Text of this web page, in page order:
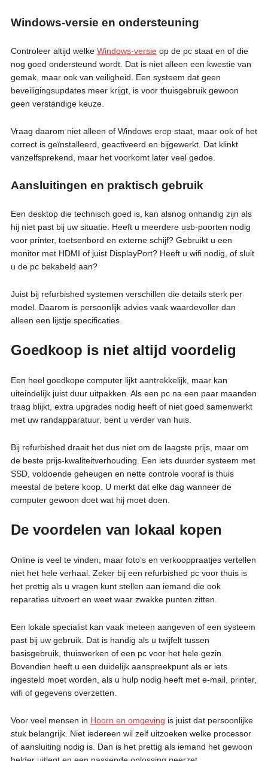
Windows-versie en ondersteuning
Controleer altijd welke Windows-versieop de pc staat en of die
nog goed ondersteund wordt. Dat is niet alleen een kwestie van
gemak, maar ook van veiligheid. Een systeem dat geen
beveiligingsupdates meer krijgt, is voor thuisgebruik gewoon
geen verstandige keuze.
Vraag daarom niet alleen of Windows erop staat, maar ook of het
correct is geïnstalleerd, geactiveerd en bijgewerkt. Dat klinkt
vanzelfsprekend, maar het voorkomt later veel gedoe.
Aansluitingen en praktisch gebruik
Een desktop die technisch goed is, kan alsnog onhandig zijn als
hij niet past bij uw situatie. Heeft u meerdere usb-poorten nodig
voor printer, toetsenbord en externe schijf? Gebruikt u een
monitor met HDMI of juist DisplayPort? Heeft u wifi nodig, of sluit
u de pc bekabeld aan?
Juist bij refurbished systemen verschillen die details sterk per
model. Daarom is persoonlijk advies vaak waardevoller dan
alleen een lijstje specificaties.
Goedkoop is niet altijd voordelig
Een heel goedkope computer lijkt aantrekkelijk, maar kan
uiteindelijk juist duur uitpakken. Als een pc na een paar maanden
traag blijkt, extra upgrades nodig heeft of niet goed samenwerkt
met uw randapparatuur, bent u verder van huis.
Bij refurbished draait het dus niet om de laagste prijs, maar om
de beste prijs-kwaliteitverhouding. Een iets duurder systeem met
SSD, voldoende geheugen en nette controle vooraf is thuis
meestal de betere koop. U merkt dat elke dag wanneer de
computer gewoon doet wat hij moet doen.
De voordelen van lokaal kopen
Online is veel te vinden, maar foto’s en verkooppraatjes vertellen
niet het hele verhaal. Zeker bij een refurbished pc voor thuis is
het prettig als u vragen kunt stellen aan iemand die ook
reparaties uitvoert en weet waar zwakke punten zitten.
Een lokale specialist kan vaak meteen aangeven of een systeem
past bij uw gebruik. Dat is handig als u twijfelt tussen
basisgebruik, thuiswerken of een pc voor het hele gezin.
Bovendien heeft u een duidelijk aanspreekpunt als er iets
ingesteld moet worden, als u hulp nodig heeft met e-mail, printer,
wifi of gegevens overzetten.
Voor veel mensen in Hoorn en omgeving is juist dat persoonlijke
stuk belangrijk. Niet iedereen wil zelf uitzoeken welke processor
of aansluiting nodig is. Dan is het prettig als iemand het gewoon